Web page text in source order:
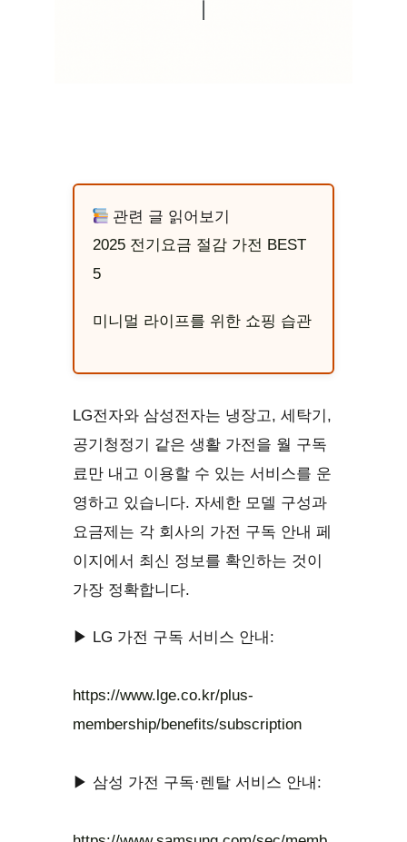
관련 글 읽어보기
2025 전기요금 절감 가전 BEST
5
미니멀 라이프를 위한 쇼핑 습관
LG전자와 삼성전자는 냉장고, 세탁기,
공기청정기 같은 생활 가전을 월 구독
료만 내고 이용할 수 있는 서비스를 운
영하고 있습니다. 자세한 모델 구성과
요금제는 각 회사의 가전 구독 안내 페
이지에서 최신 정보를 확인하는 것이
가장 정확합니다.
▶ LG 가전 구독 서비스 안내:
https://www.lge.co.kr/plus-
membership/benefits/subscription
▶ 삼성 가전 구독·렌탈 서비스 안내: